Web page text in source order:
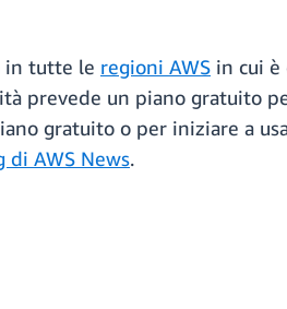
in tutte le regioni AWS in cui è
prevede un piano gratuito
gratuito o per iniziare a
di AWS News.